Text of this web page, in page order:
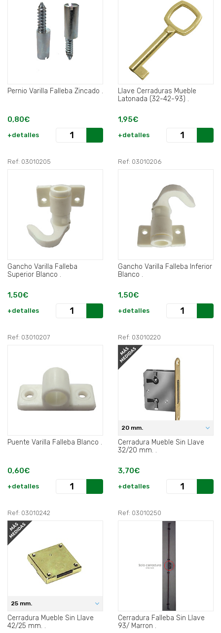
Pernio Varilla Falleba Zincado .
0,80€
+detalles
Llave Cerraduras Mueble
Latonada (32-42-93) .
1,95€
+detalles
Ref: 03010205
Gancho Varilla Falleba
Superior Blanco .
1,50€
+detalles
Ref: 03010206
Gancho Varilla Falleba Inferior
Blanco .
1,50€
+detalles
Ref: 03010207
Puente Varilla Falleba Blanco .
0,60€
+detalles
Ref: 03010220
20 mm.
Cerradura Mueble Sin Llave
32/20 mm. .
3,70€
+detalles
Ref: 03010242
25 mm.
Cerradura Mueble Sin Llave
42/25 mm. .
Ref: 03010250
Cerradura Falleba Sin Llave
93/ Marron .